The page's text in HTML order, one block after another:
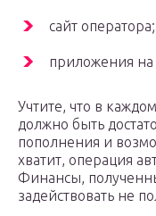
сайт оператора;
приложения на
Учтите, что в
должно быть
пополнения и
хватит, операция
Финансы,
задействовать не